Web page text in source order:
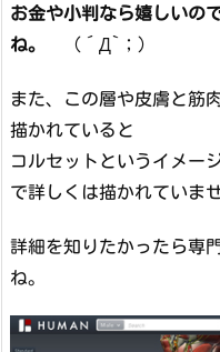
お金や小判なら嬉しいの
ね。
（´Д`；）
また、この層や皮膚と
描かれていると
コルセットというイメー
で詳しくは描かれていませ
詳細を知りたかったら専
ね。